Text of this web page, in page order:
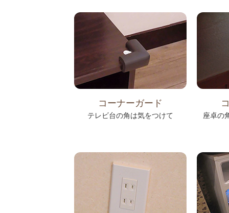
コーナーガード
テレビ台の角は気をつけて 座卓の